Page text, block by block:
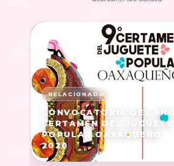
CONVOCATORIA DEL 9NO
CERTAMEN DEL JUGUETE
POPULAR OAXAQUEÑO
2020